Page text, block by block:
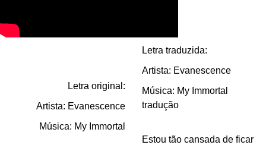
Letra original:
Artista: Evanescence
Música: My Immortal
Letra traduzida:
Artista: Evanescence
Música: My Immortal
tradução
Estou tão cansada de ficar